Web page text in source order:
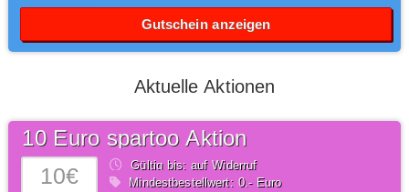
Gutschein anzeigen
Aktuelle Aktionen
10€
10 Euro spartoo Aktion
Gültig bis: auf Widerruf
Mindestbestellwert: 0,- Euro